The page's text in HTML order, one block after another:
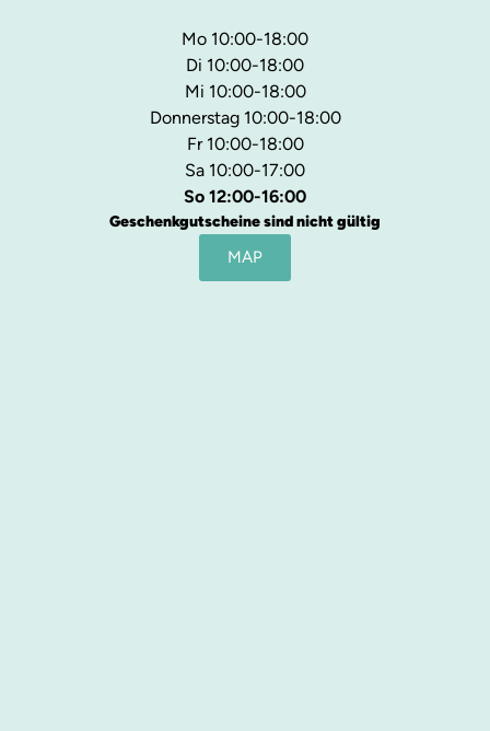
Mo 10:00-18:00
Di 10:00-18:00
Mi 10:00-18:00
Donnerstag 10:00-18:00
Fr 10:00-18:00
Sa 10:00-17:00
So 12:00-16:00
Geschenkgutscheine sind nicht gültig
MAP